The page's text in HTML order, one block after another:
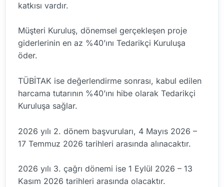
katkısı vardır.
Müşteri Kuruluş, dönemsel gerçekleşen proje
giderlerinin en az %40’ını Tedarikçi Kuruluşa
öder.
TÜBİTAK ise değerlendirme sonrası, kabul edilen
harcama tutarının %40’ını hibe olarak Tedarikçi
Kuruluşa sağlar.
2026 yılı 2. dönem başvuruları, 4 Mayıs 2026 –
17 Temmuz 2026 tarihleri arasında alınacaktır.
2026 yılı 3. çağrı dönemi ise 1 Eylül 2026 – 13
Kasım 2026 tarihleri arasında olacaktır.